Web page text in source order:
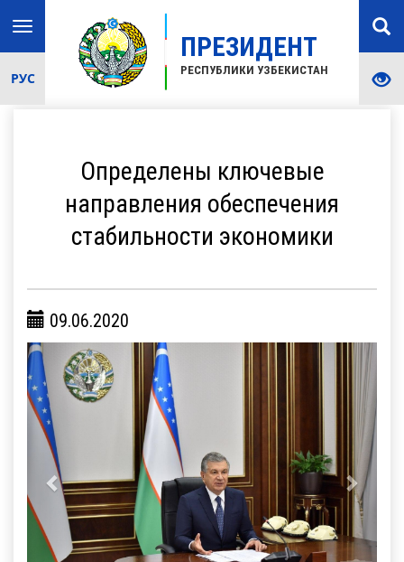
ПРЕЗИДЕНТ
РЕСПУБЛИКИ УЗБЕКИСТАН
Toggle
navigation
РУС
Определены ключевые
направления обеспечения
стабильности экономики
09.06.2020